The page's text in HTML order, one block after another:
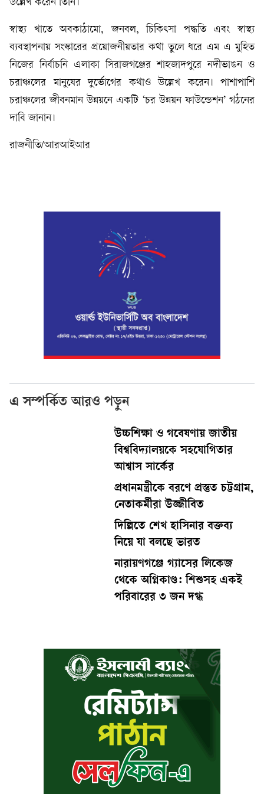
উল্লেখ করেন তিনি।
স্বাস্থ্য খাতে অবকাঠামো, জনবল, চিকিৎসা পদ্ধতি এবং স্বাস্থ্য
ব্যবস্থাপনায় সংস্কারের প্রয়োজনীয়তার কথা তুলে ধরে এম এ মুহিত
নিজের নির্বাচনি এলাকা সিরাজগঞ্জের শাহজাদপুরে নদীভাঙন ও
চরাঞ্চলের মানুষের দুর্ভোগের কথাও উল্লেখ করেন। পাশাপাশি
চরাঞ্চলের জীবনমান উন্নয়নে একটি ‘চর উন্নয়ন ফাউন্ডেশন’ গঠনের
দাবি জানান।
রাজনীতি/আরআইআর
এ সম্পর্কিত আরও পড়ুন
উচ্চশিক্ষা ও গবেষণায় জাতীয়
বিশ্ববিদ্যালয়কে সহযোগিতার
আশ্বাস সার্কের
প্রধানমন্ত্রীকে বরণে প্রস্তুত চট্টগ্রাম,
নেতাকর্মীরা উজ্জীবিত
দিল্লিতে শেখ হাসিনার বক্তব্য
নিয়ে যা বলছে ভারত
নারায়ণগঞ্জে গ্যাসের লিকেজ
থেকে অগ্নিকাণ্ড: শিশুসহ একই
পরিবারের ৩ জন দগ্ধ